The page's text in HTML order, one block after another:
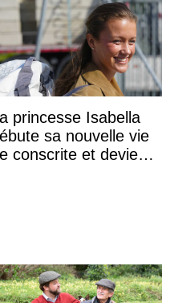
princesse Isabella
sa nouvelle vie
conscrite et devient